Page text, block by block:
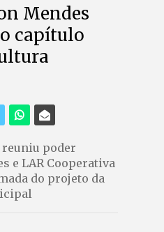
Mendes
capítulo
poder
e LAR Cooperativa
do projeto da